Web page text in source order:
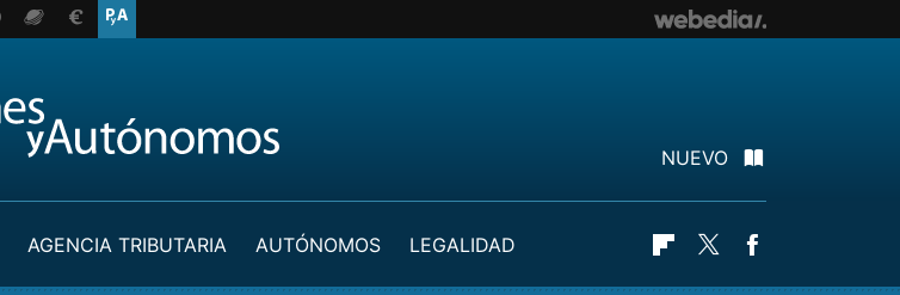
NUEVO
AGENCIA TRIBUTARIA AUTÓNOMOS
LEGALIDAD
Flipboard
Twitter